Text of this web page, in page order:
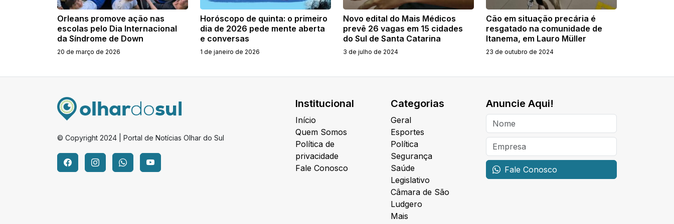
Orleans promove ação nas
escolas pelo Dia Internacional
da Síndrome de Down
20 de março de 2026
Horóscopo de quinta: o primeiro
dia de 2026 pede mente aberta
e conversas
1 de janeiro de 2026
Novo edital do Mais Médicos
prevê 26 vagas em 15 cidades
do Sul de Santa Catarina
3 de julho de 2024
Cão em situação precária é
resgatado na comunidade de
Itanema, em Lauro Müller
23 de outubro de 2024
© Copyright 2024 | Portal de Notícias Olhar do Sul
Institucional
Início
Quem Somos
Política de
privacidade
Fale Conosco
Categorias
Geral
Esportes
Política
Segurança
Saúde
Legislativo
Câmara de São
Ludgero
Mais
Anuncie Aqui!
Fale Conosco